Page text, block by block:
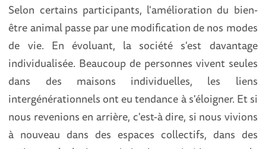
Selon certains participants, l'amélioration du bien-
être animal passe par une modification de nos modes
de vie. En évoluant, la société s'est davantage
individualisée. Beaucoup de personnes vivent seules
dans des maisons individuelles, les liens
intergénérationnels ont eu tendance à s'éloigner. Et si
nous revenions en arrière, c'est-à dire, si nous vivions
à nouveau dans des espaces collectifs, dans des